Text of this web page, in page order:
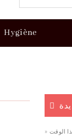
Hygiène
الوقت